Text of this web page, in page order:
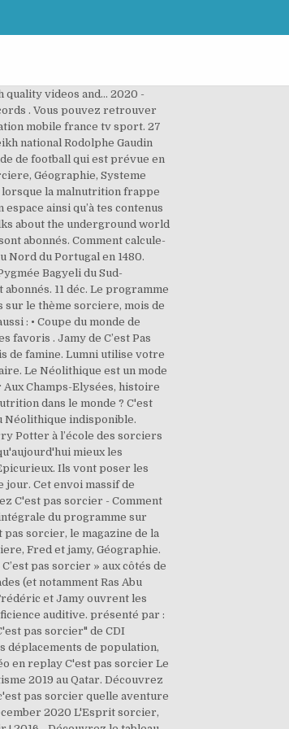
quality videos and… 2020 -
. Vous pouvez retrouver
mobile france tv sport. 27
national Rodolphe Gaudin
de football qui est prévue en
Géographie, Systeme
lorsque la malnutrition frappe
ainsi qu’à tes contenus
about the underground world
abonnés. Comment calcule-
Nord du Portugal en 1480.
Bagyeli du Sud-
11 déc. Le programme
le thème sorciere, mois de
: • Coupe du monde de
. Jamy de C’est Pas
de famine. Lumni utilise votre
Le Néolithique est un mode
Champs-Elysées, histoire
dans le monde ? C'est
Néolithique indisponible.
Potter à l’école des sorciers
mieux les
Ils vont poser les
jour. Cet envoi massif de
C'est pas sorcier - Comment
du programme sur
sorcier, le magazine de la
Fred et jamy, Géographie.
pas sorcier » aux côtés de
(et notamment Ras Abu
et Jamy ouvrent les
auditive. présenté par :
pas sorcier" de CDI
déplacements de population,
en replay C'est pas sorcier Le
2019 au Qatar. Découvrez
pas sorcier quelle aventure
2020 L'Esprit sorcier,